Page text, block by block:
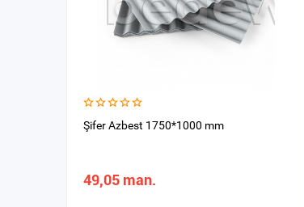
Şifer Azbest 1750*1000 mm
49,05 man.